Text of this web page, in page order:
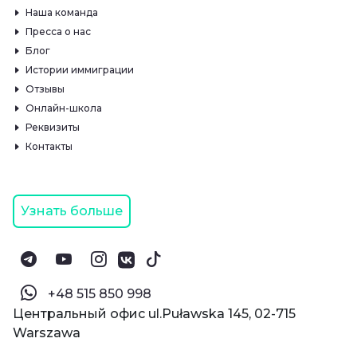
Наша команда
Пресса о нас
Блог
Истории иммиграции
Отзывы
Онлайн-школа
Реквизиты
Контакты
Узнать больше
‪+48 515 850 998‬
Центральный офис ul.Puławska 145, 02-715
Warszawa